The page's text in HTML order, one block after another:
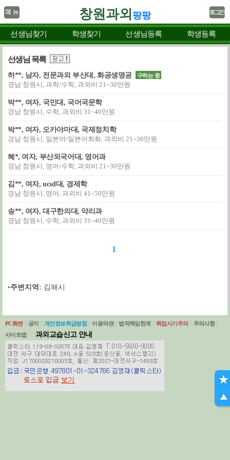
창원과외 팡팡
선생님찾기 학생찾기 선생님등록 학생등록
선생님 목록
하**, 남자, 전문과외 부산대, 화공생명공 구하는 중
경남 창원시, 과학/수학, 과외비 21~30만원
박**, 여자, 국민대, 국어국문학
경남 창원시, 수학, 과외비 31~40만원
박**, 여자, 오카야마대, 국제정치학
경남 창원시, 일본어/일본어회화, 과외비 21~30만원
혜*, 여자, 부산외국어대, 영어과
경남 창원시, 영어/수학, 과외비 21~30만원
김**, 여자, ucsd대, 경제학
경남 창원시, 영어, 과외비 41~50만원
송**, 여자, 대구한의대, 약리과
경남 창원시, 수학, 과외비 31~40만원
1
•주변지역: 김해시
PC화면 공지 개인정보취급방침 이용약관 법적책임한계 취업사기주의 주의사항
사이트맵
과외교습신고 안내